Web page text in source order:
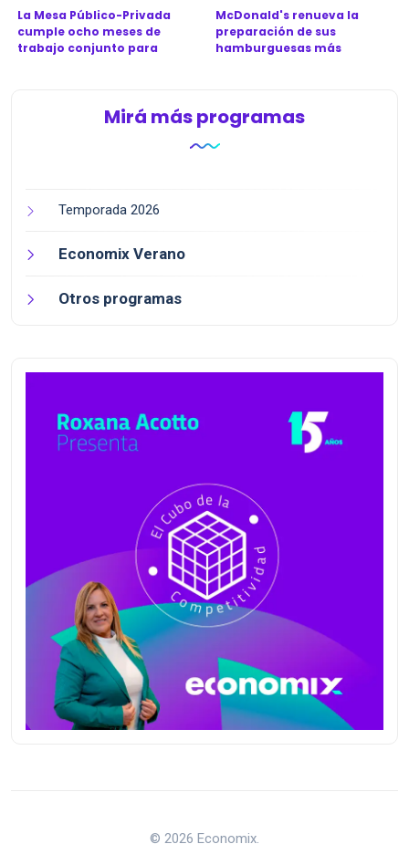
La Mesa Público-Privada
cumple ocho meses de
trabajo conjunto para
McDonald's renueva la
preparación de sus
hamburguesas más
Mirá más programas
Temporada 2026
Economix Verano
Otros programas
© 2026 Economix.